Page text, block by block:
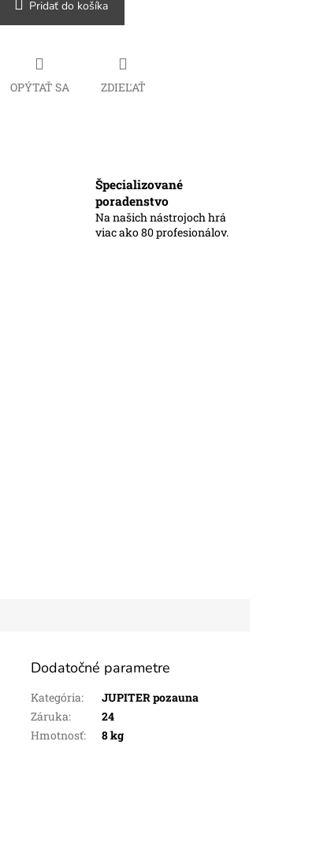
Pridať do košíka
OPÝTAŤ SA ZDIEĽAŤ
Špecializované
poradenstvo
Na našich nástrojoch hrá
viac ako 80 profesionálov.
Dodatočné parametre
Kategória:
JUPITER pozauna
Záruka:
24
Hmotnosť: 8 kg